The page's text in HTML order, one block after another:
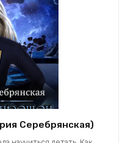
Серебрянская)